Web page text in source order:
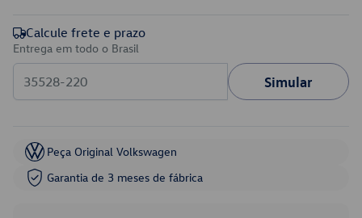
Calcule frete e prazo
Entrega em todo o Brasil
Simular
Peça Original Volkswagen
Garantia de 3 meses de fábrica